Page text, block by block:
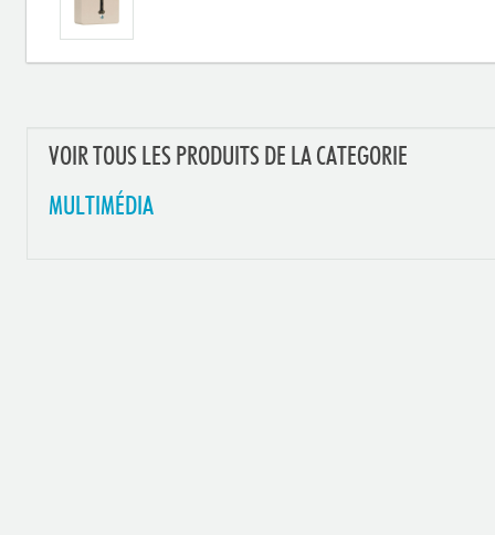
VOIR TOUS LES PRODUITS DE LA CATEGORIE
MULTIMÉDIA